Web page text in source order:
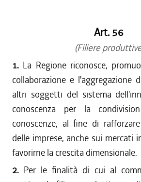
dal 15/12/2016 al 31/12/2016
dal 13/08/2016 al 14/12/2016
dal 13/04/2016 al 12/08/2016
dal 01/01/2016 al 12/04/2016
dal 13/11/2015 al 31/12/2015
dal 01/10/2015 al 12/11/2015
dal 11/08/2015 al 30/09/2015
dal 23/07/2015 al 10/08/2015
dal 26/02/2015 al 22/07/2015
Art. 56
(Filiere
1. La Regione riconosce,
collaborazione e l'aggregazione
altri soggetti del sistema
conoscenza per la
conoscenze, al fine di
delle imprese, anche sui mercati
favorirne la crescita dimensionale.
2. Per le finalità di cui al